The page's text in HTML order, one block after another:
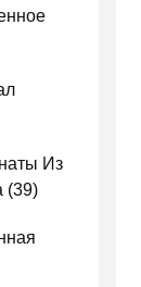
Из
(39)